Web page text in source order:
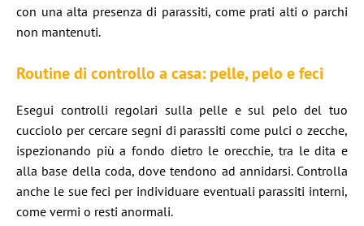
con una alta presenza di parassiti, come prati alti o parchi
non mantenuti.
Routine di controllo a casa: pelle, pelo e feci
Esegui controlli regolari sulla pelle e sul pelo del tuo
cucciolo per cercare segni di parassiti come pulci o zecche,
ispezionando più a fondo dietro le orecchie, tra le dita e
alla base della coda, dove tendono ad annidarsi. Controlla
anche le sue feci per individuare eventuali parassiti interni,
come vermi o resti anormali.